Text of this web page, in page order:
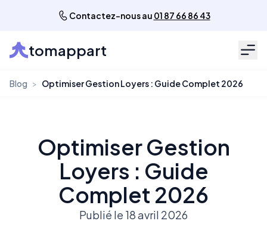
Contactez-nous au 01 87 66 86 43
tomappart
Blog > Optimiser Gestion Loyers : Guide Complet 2026
Optimiser Gestion
Loyers : Guide
Complet 2026
Publié le 18 avril 2026